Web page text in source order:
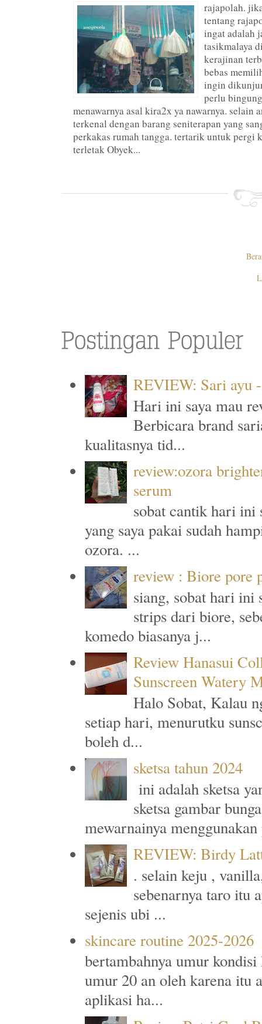
rajapolah.
tentang
ingat adalah
tasikmalaya
kerajinan
bebas
ingin
perlu
menawarnya asal kira2x ya nawarnya. selain
terkenal dengan barang seniterapan yang
perkakas rumah tangga. tertarik untuk pergi
terletak Obyek...
REVIEW: Sari ayu
Hari ini saya mau
Berbicara brand
kualitasnya tid...
review:ozora
serum
sobat cantik hari ini
yang saya pakai sudah
ozora. ...
review : Biore pore
siang, sobat hari ini
strips dari biore,
komedo biasanya j...
Review Hanasui
Sunscreen Watery
Halo Sobat, Kalau
setiap hari, menurutku
boleh d...
sketsa tahun 2024
ini adalah sketsa
sketsa gambar
mewarnainya
REVIEW: Birdy
. selain keju ,
sebenarnya taro itu
sejenis ubi ...
skincare routine 2025-2026
bertambahnya umur
umur 20 an oleh karena itu
aplikasi ha...